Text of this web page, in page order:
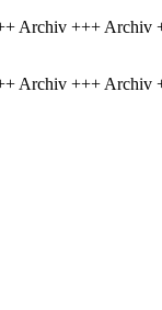
Archiv +++
Archiv +++